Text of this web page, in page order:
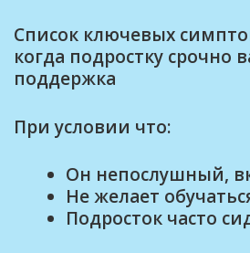
Список ключевых
когда подростку срочно
поддержка
При условии что:
Он непослушный,
Не желает
Подросток часто